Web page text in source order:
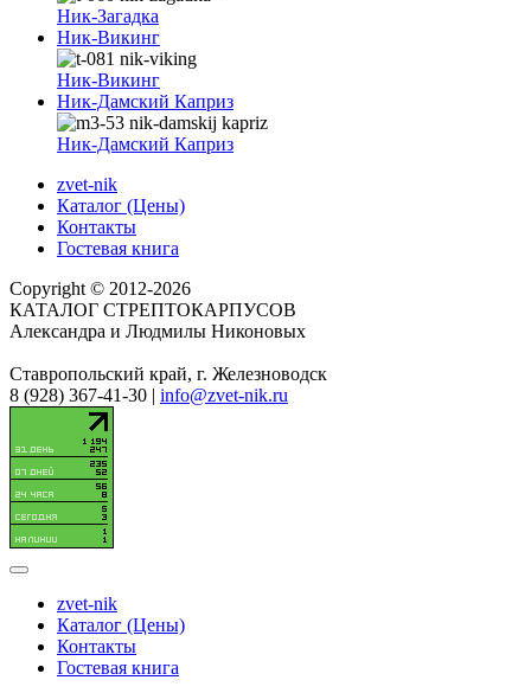
Ник-Загадка
Ник-Викинг
Ник-Викинг
Ник-Дамский Каприз
Ник-Дамский Каприз
zvet-nik
Каталог (Цены)
Контакты
Гостевая книга
Copyright © 2012-2026
КАТАЛОГ СТРЕПТОКАРПУСОВ
Александра и Людмилы Никоновых
Ставропольский край, г. Железноводск
8 (928) 367-41-30 | info@zvet-nik.ru
zvet-nik
Каталог (Цены)
Контакты
Гостевая книга